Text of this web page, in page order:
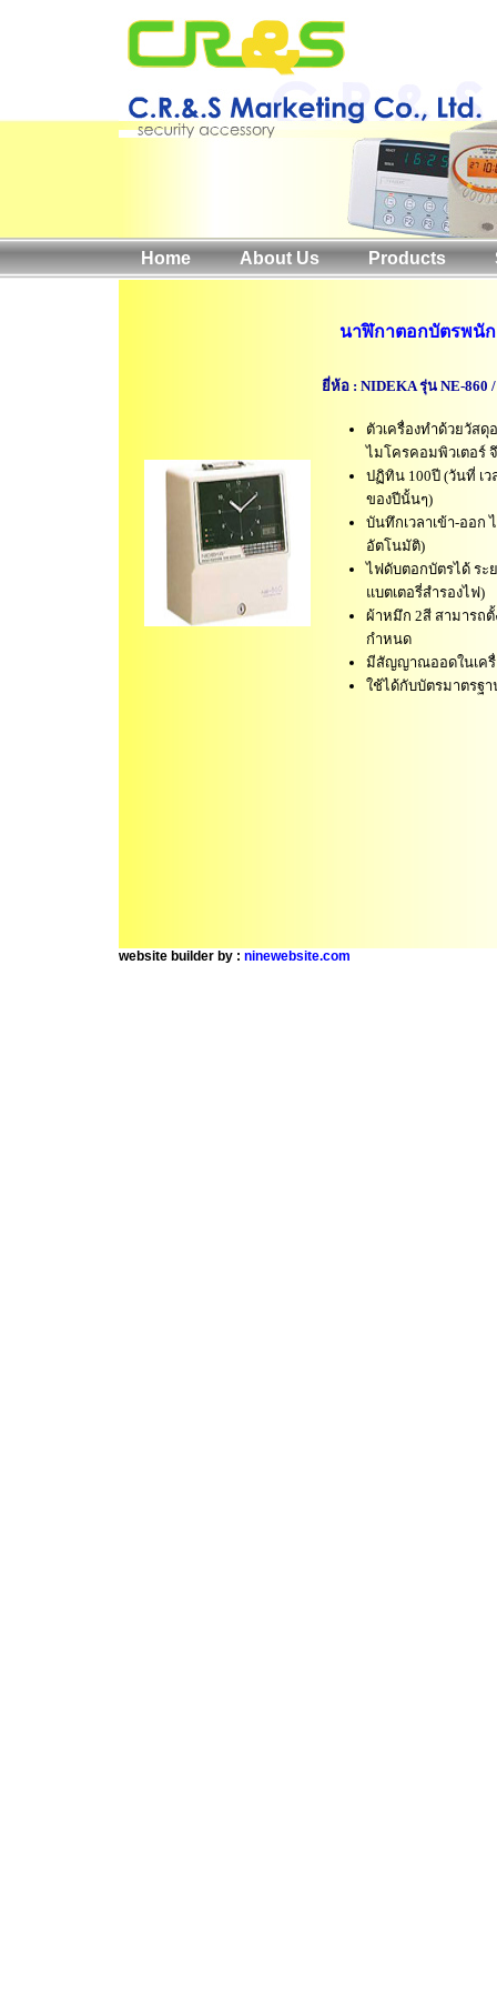
Home About Us Products
นาฬิกาตอกบัตรพนั
ยี่ห้อ : NIDEKA รุ่น NE-860
ตัวเครื่องทำด้วยวัส
ไมโครคอมพิวเตอร์
ปฏิทิน 100ปี (วันที่ เ
ของปีนั้นๆ)
บันทึกเวลาเข้า-ออก
อัตโนมัติ)
ไฟดับตอกบัตรได้ ระ
แบตเตอรี่สำรองไฟ)
ผ้าหมึก 2สี สามารถตั้
กำหนด
มีสัญญาณออดในเครื่
ใช้ได้กับบัตรมาตรฐ
website builder by : ninewebsite.com